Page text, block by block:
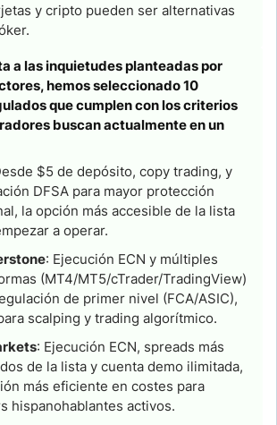
y cripto pueden ser alternativas
a las inquietudes planteadas por
hemos seleccionado 10
que cumplen con los criterios
buscan actualmente en un
$5 de depósito, copy trading, y
DFSA para mayor protección
la opción más accesible de la lista
a operar.
: Ejecución ECN y múltiples
(MT4/MT5/cTrader/TradingView)
de primer nivel (FCA/ASIC),
scalping y trading algorítmico.
: Ejecución ECN, spreads más
de la lista y cuenta demo ilimitada,
más eficiente en costes para
hispanohablantes activos.